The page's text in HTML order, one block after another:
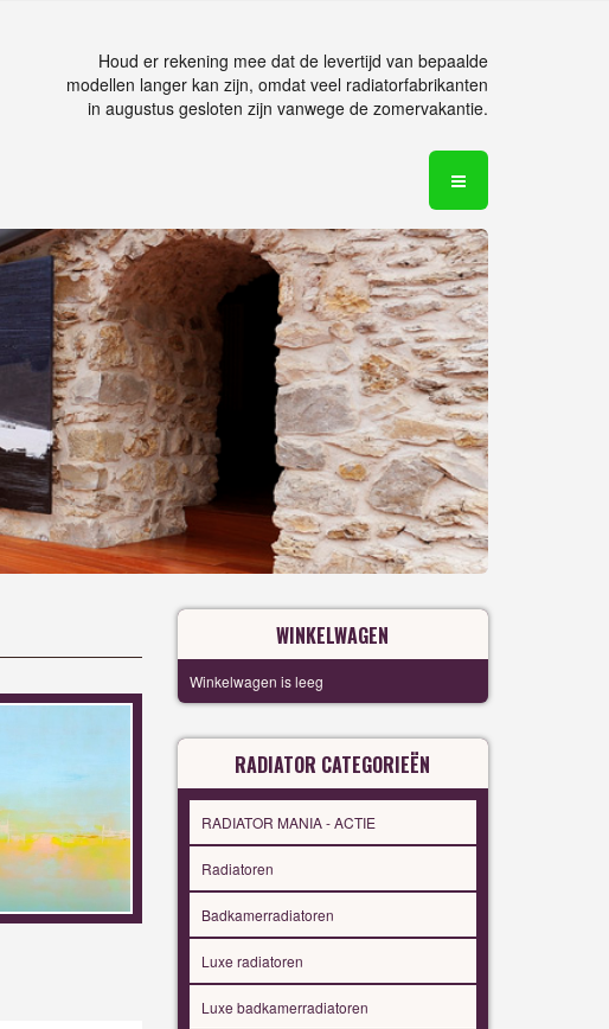
Houd er rekening mee dat de levertijd van bepaalde
modellen langer kan zijn, omdat veel radiatorfabrikanten
in augustus gesloten zijn vanwege de zomervakantie.
WINKELWAGEN
Winkelwagen is leeg
RADIATOR CATEGORIEËN
RADIATOR MANIA - ACTIE
Radiatoren
Badkamerradiatoren
Luxe radiatoren
Luxe badkamerradiatoren